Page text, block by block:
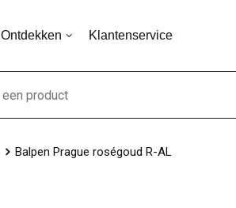
Ontdekken Klantenservice
Balpen Prague roségoud R-AL